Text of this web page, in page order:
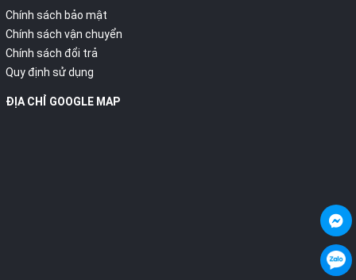
Chính sách bảo mật
Chính sách vận chuyển
Chính sách đổi trả
Quy định sử dụng
ĐỊA CHỈ GOOGLE MAP